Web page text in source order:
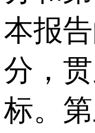
本报
分，
标。